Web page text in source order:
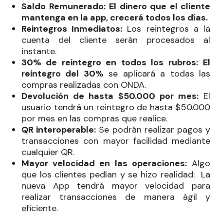
Saldo Remunerado: El dinero que el cliente
mantenga en la app, crecerá todos los días.
Reintegros Inmediatos: Los reintegros a la
cuenta del cliente serán procesados al
instante.
30% de reintegro en todos los rubros: El
reintegro del 30% se aplicará a todas las
compras realizadas con ONDA.
Devolución de hasta $50.000 por mes:El
usuario tendrá un reintegro de hasta $50.000
por mes en las compras que realice.
QR interoperable: Se podrán realizar pagos y
transacciones con mayor facilidad mediante
cualquier QR.
Mayor velocidad en las operaciones:Algo
que los clientes pedían y se hizo realidad: La
nueva App tendrá mayor velocidad para
realizar transacciones de manera ágil y
eficiente.